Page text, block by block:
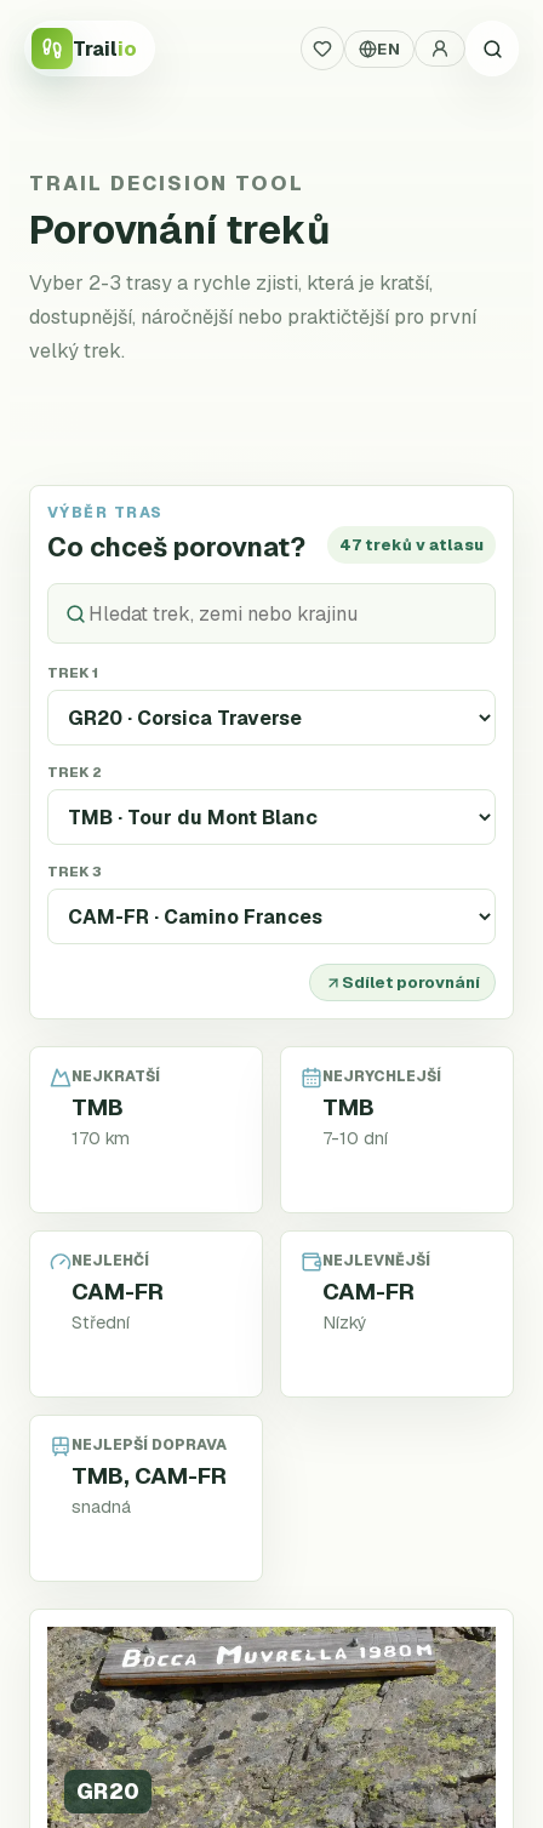
Trailio EN
TRAIL DECISION TOOL
Porovnání treků
Vyber 2-3 trasy a rychle zjisti, která je kratší,
dostupnější, náročnější nebo praktičtější pro první
velký trek.
VÝBĚR TRAS
Co chceš porovnat? 47 treků v atlasu
TREK 1
TREK 2
TREK 3
Sdílet porovnání
NEJKRATŠÍ
TMB
170 km
NEJRYCHLEJŠÍ
TMB
7-10 dní
NEJLEHČÍ
CAM-FR
Střední
NEJLEVNĚJŠÍ
CAM-FR
Nízký
NEJLEPŠÍ DOPRAVA
TMB, CAM-FR
snadná
GR20